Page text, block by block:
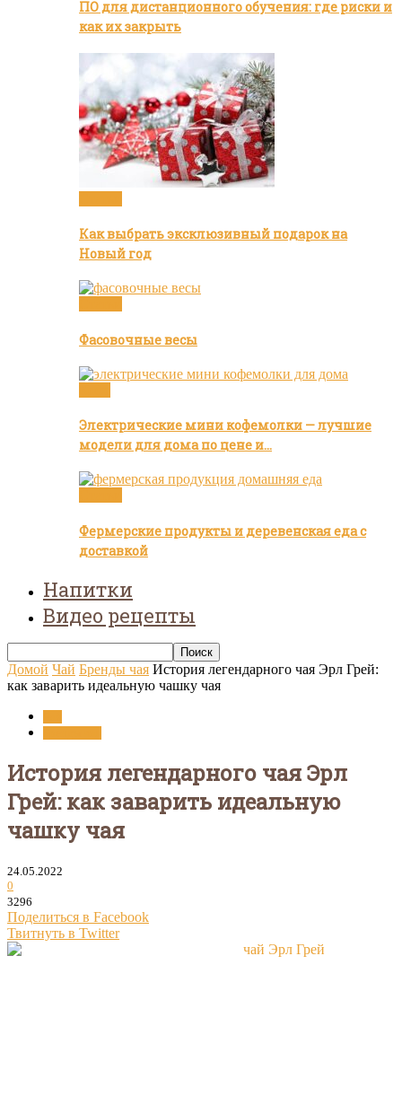
ПО для дистанционного обучения: где риски и
как их закрыть
Как выбрать эксклюзивный подарок на
Новый год
Фасовочные весы
Электрические мини кофемолки — лучшие
модели для дома по цене и…
Фермерские продукты и деревенская еда с
доставкой
Напитки
Видео рецепты
Домой Чай Бренды чая История легендарного чая Эрл Грей:
как заварить идеальную чашку чая
История легендарного чая Эрл
Грей: как заварить идеальную
чашку чая
24.05.2022
0
3296
Поделиться в Facebook
Твитнуть в Twitter